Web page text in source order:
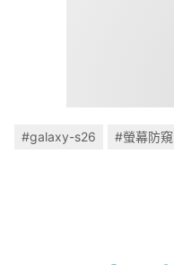
#galaxy-s26 #螢幕防窺